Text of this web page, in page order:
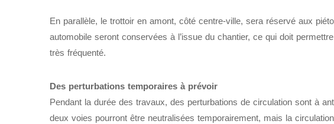
En parallèle, le trottoir en amont, côté centre-ville, sera réservé aux
automobile seront conservées à l’issue du chantier, ce qui doit
très fréquenté.
Des perturbations temporaires à prévoir
Pendant la durée des travaux, des perturbations de circulation sont à
deux voies pourront être neutralisées temporairement, mais la